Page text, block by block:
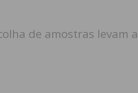
de amostras